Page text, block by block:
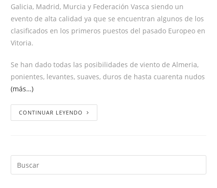
Galicia, Madrid, Murcia y Federación Vasca siendo un
evento de alta calidad ya que se encuentran algunos de los
clasificados en los primeros puestos del pasado Europeo en
Vitoria.
Se han dado todas las posibilidades de viento de Almeria,
ponientes, levantes, suaves, duros de hasta cuarenta nudos
(más…)
CONTINUAR LEYENDO